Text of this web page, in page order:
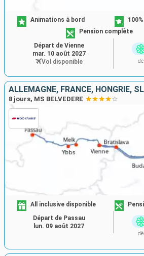
Animations à bord
Pension complète
Départ de Vienne
mar. 10 août 2027
Vol disponible
8 jours, MS BELVEDERE
All inclusive disponible
Départ de Passau
lun. 09 août 2027